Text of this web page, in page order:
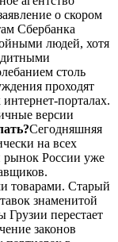
о скором
Сбербанка
людей, хотя
столь
проходят
порталах.
версии
Сегодняшняя
на всех
рынок России уже
товарами. Старый
знаменитой
перестает
законов